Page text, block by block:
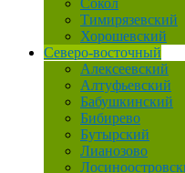
Сокол
Тимирязевский
Хорошевский
Северо-восточный
Алексеевский
Алтуфьевский
Бабушкинский
Бибирево
Бутырский
Лианозово